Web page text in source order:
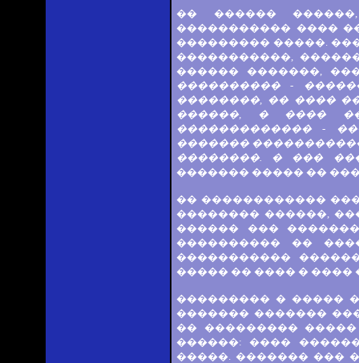
�� ������
����������� ����
��������� �����.
�����������,
������ �������,
���������� -
��������, �� ����
������, � ����
������������� -
�������
��������. � ���
������� ����� ��
�� ������������
�������� ������,
������ ���
���������� ��
�����������
����� �� ���� � ����
��������� � �����
������� �������
�� ���������
������: ����
�����. ������� ���